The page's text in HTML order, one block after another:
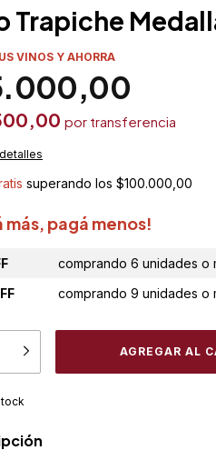
Trapiche
VINOS Y AHORRA
superando los $100.000,00
más, pagá menos!
comprando 6 unidades o
comprando 9 unidades o